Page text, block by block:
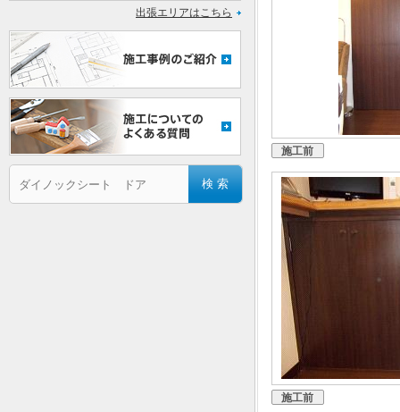
出張エリアはこちら
施工前
施工前